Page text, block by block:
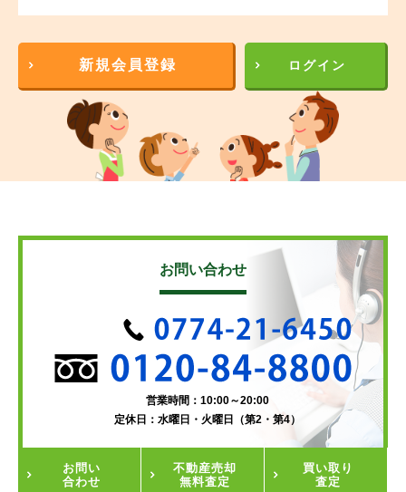
新規会員登録 ログイン
お問い合わせ
営業時間：10:00～20:00
定休日：水曜日・火曜日（第2・第4）
お問い
合わせ
不動産売却
無料査定
買い取り
査定